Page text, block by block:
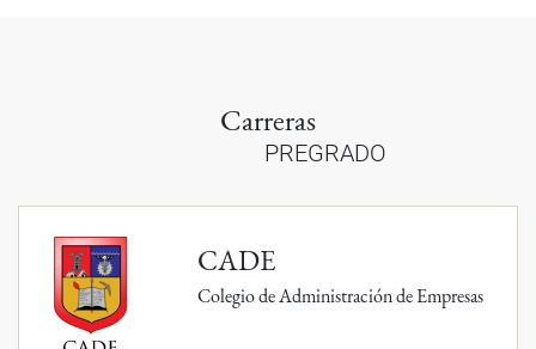
Carreras
PREGRADO
CADE
Colegio de Administración de Empresas